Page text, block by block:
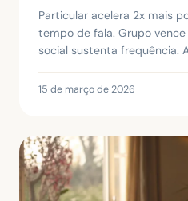
Particular acelera 2x mais
tempo de fala. Grupo
social sustenta frequência.
15 de março de 2026